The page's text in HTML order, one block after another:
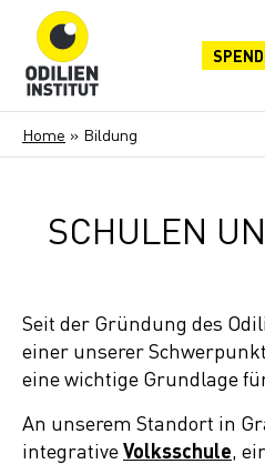
Home » Bildung
SCHULEN
Seit der Gründung des
einer unserer
eine wichtige Grundlage
An unserem Standort in
integrativeVolksschule,